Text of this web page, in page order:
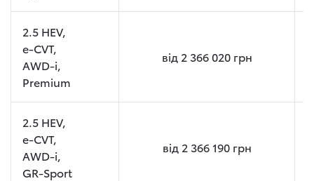
2.5 HEV,
e-CVT,
AWD-i,
Premium
від 2 366 020грн
2.5 HEV,
e-CVT,
AWD-i,
GR-Sport
від 2 366 190грн